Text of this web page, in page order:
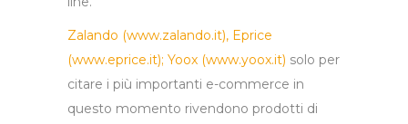
Zalando (www.zalando.it), Eprice
(www.eprice.it); Yoox (www.yoox.it) solo per
citare i più importanti e-commerce in
questo momento rivendono prodotti di